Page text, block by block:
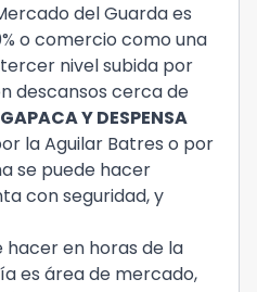
del Guarda es
o comercio como una
nivel subida por
descansos cerca de
Y DESPENSA
la Aguilar Batres o por
se puede hacer
con seguridad, y
en horas de la
es área de mercado,